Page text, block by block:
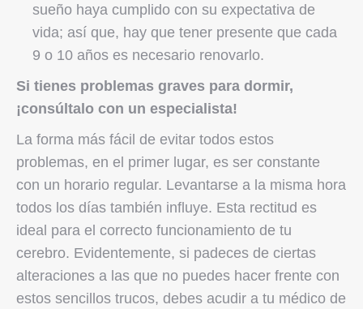
sueño haya cumplido con su expectativa de
vida; así que, hay que tener presente que cada
9 o 10 años es necesario renovarlo.
Si tienes problemas graves para dormir,
¡consúltalo con un especialista!
La forma más fácil de evitar todos estos
problemas, en el primer lugar, es ser constante
con un horario regular. Levantarse a la misma hora
todos los días también influye. Esta rectitud es
ideal para el correcto funcionamiento de tu
cerebro. Evidentemente, si padeces de ciertas
alteraciones a las que no puedes hacer frente con
estos sencillos trucos, debes acudir a tu médico de